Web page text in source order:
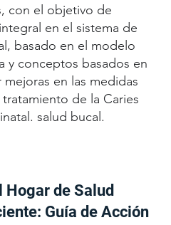
con el objetivo de
en el sistema de
basado en el modelo
y conceptos basados en
en las medidas
de la Caries
salud bucal.
Hogar de Salud
Guía de Acción